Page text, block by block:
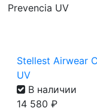
Prevencia UV
Stellest Airwear
UV
В наличии
14 580 ₽